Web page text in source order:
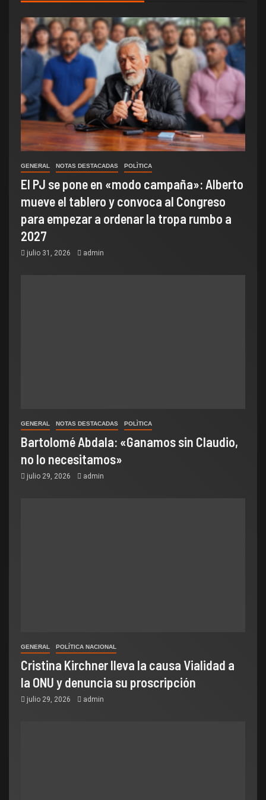
GENERAL NOTAS DESTACADAS POLÌTICA
El PJ se pone en «modo campaña»: Alberto
mueve el tablero y convoca al Congreso
para empezar a ordenar la tropa rumbo a
2027
julio 31, 2026 admin
GENERAL NOTAS DESTACADAS POLÌTICA
Bartolomé Abdala: «Ganamos sin Claudio,
no lo necesitamos»
julio 29, 2026 admin
GENERAL POLÍTICA NACIONAL
Cristina Kirchner lleva la causa Vialidad a
la ONU y denuncia su proscripción
julio 29, 2026 admin